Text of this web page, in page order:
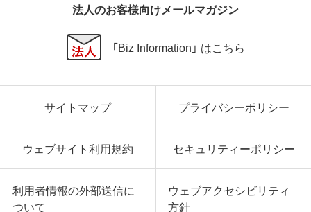
法人のお客様向けメールマガジン
「Biz Information」 はこちら
サイトマップ プライバシーポリシー
ウェブサイト利用規約 セキュリティーポリシー
利用者情報の外部送信に
ついて
ウェブアクセシビリティ
方針